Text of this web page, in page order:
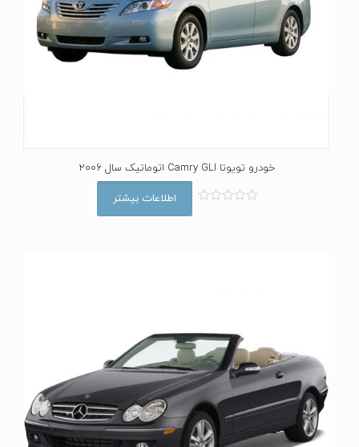
خودرو تویوتا Camry GLI اتوماتیک سال 2006
اطلاعات بیشتر